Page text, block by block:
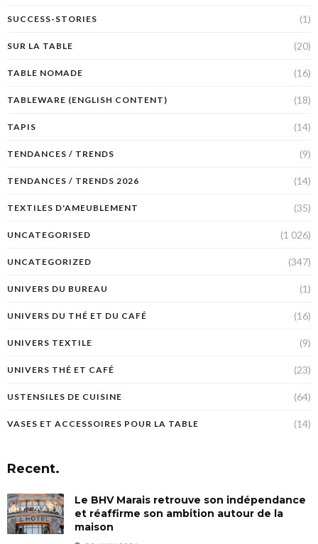
SUCCESS-STORIES (1)
SUR LA TABLE (20)
TABLE NOMADE (16)
TABLEWARE (ENGLISH CONTENT) (18)
TAPIS (14)
TENDANCES / TRENDS (9)
TENDANCES / TRENDS 2026 (14)
TEXTILES D'AMEUBLEMENT (35)
UNCATEGORISED (1 026)
UNCATEGORIZED (347)
UNIVERS DU BUREAU (1)
UNIVERS DU THÉ ET DU CAFÉ (16)
UNIVERS TEXTILE (9)
UNIVERS THÉ ET CAFÉ (23)
USTENSILES DE CUISINE (64)
VASES ET ACCESSOIRES POUR LA TABLE (14)
Recent.
Le BHV Marais retrouve son indépendance
et réaffirme son ambition autour de la
maison